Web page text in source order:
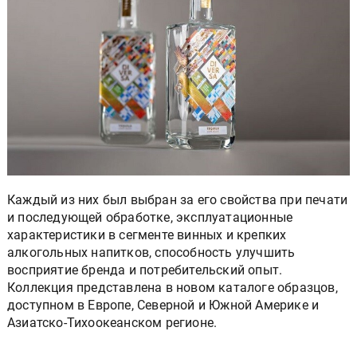
Каждый из них был выбран за его свойства при печати
и последующей обработке, эксплуатационные
характеристики в сегменте винных и крепких
алкогольных напитков, способность улучшить
восприятие бренда и потребительский опыт.
Коллекция представлена в новом каталоге образцов,
доступном в Европе, Северной и Южной Америке и
Азиатско-Тихоокеанском регионе.